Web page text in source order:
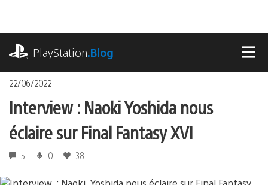
contenu
PlayStation.Blog
22/06/2022
Interview : Naoki Yoshida nous
éclaire sur Final Fantasy XVI
5 0 38